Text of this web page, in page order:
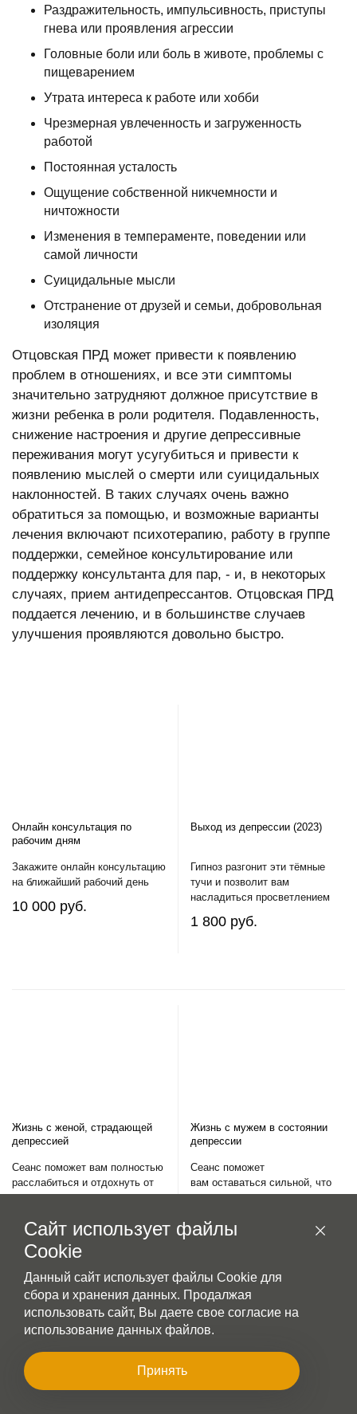
Раздражительность, импульсивность, приступы
гнева или проявления агрессии
Головные боли или боль в животе, проблемы с
пищеварением
Утрата интереса к работе или хобби
Чрезмерная увлеченность и загруженность
работой
Постоянная усталость
Ощущение собственной никчемности и
ничтожности
Изменения в темпераменте, поведении или
самой личности
Суицидальные мысли
Отстранение от друзей и семьи, добровольная
изоляция
Отцовская ПРД может привести к появлению
проблем в отношениях, и все эти симптомы
значительно затрудняют должное присутствие в
жизни ребенка в роли родителя. Подавленность,
снижение настроения и другие депрессивные
переживания могут усугубиться и привести к
появлению мыслей о смерти или суицидальных
наклонностей. В таких случаях очень важно
обратиться за помощью, и возможные варианты
лечения включают психотерапию, работу в группе
поддержки, семейное консультирование или
поддержку консультанта для пар, - и, в некоторых
случаях, прием антидепрессантов. Отцовская ПРД
поддается лечению, и в большинстве случаев
улучшения проявляются довольно быстро.
Онлайн консультация по
рабочим дням
Закажите онлайн консультацию
на ближайший рабочий день
10 000 руб.
Выход из депрессии (2023)
Гипноз разгонит эти тёмные
тучи и позволит вам
насладиться просветлением
1 800 руб.
Жизнь с женой, страдающей
депрессией
Сеанс поможет вам полностью
расслабиться и отдохнуть от
этого постоянного напряжения,
необходимую информацию о
депрессии, и поможет
собраться с силами, чтобы
помочь себе и жене пройти
через это испытание
1 800 руб.
Жизнь с мужем в состоянии
депрессии
Сеанс поможет
вам оставаться сильной, что
придаст вашему мужу надежду
жизнь без депрессии возможна
Сайт использует файлы
Cookie
Данный сайт использует файлы Cookie для
сбора и хранения данных. Продалжая
использовать сайт, Вы даете свое согласие на
использование данных файлов.
Принять